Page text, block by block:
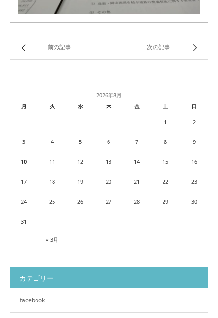
前の記事 次の記事
2026年8月
月
火 水 木 金 土 日
« 3月
1 2
3 4 5 6 7 8 9
10 11 12 13 14 15 16
17 18 19 20 21 22 23
24 25 26 27 28 29 30
31
カテゴリー
facebook